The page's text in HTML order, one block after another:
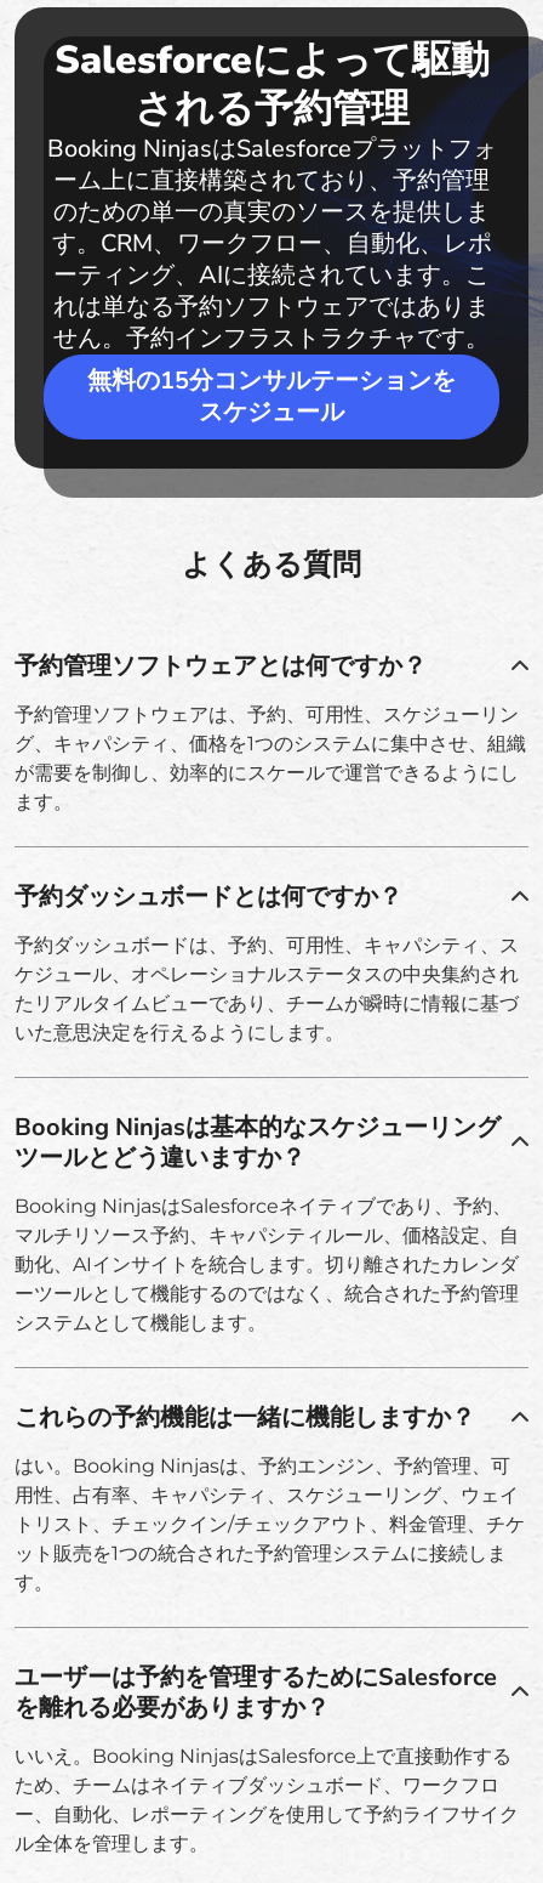
Salesforceによって駆動
される予約管理
Booking NinjasはSalesforceプラットフォ
ーム上に直接構築されており、予約管理
のための単一の真実のソースを提供しま
す。CRM、ワークフロー、自動化、レポ
ーティング、AIに接続されています。こ
れは単なる予約ソフトウェアではありま
せん。予約インフラストラクチャです。
無料の15分コンサルテーションを
スケジュール
よくある質問
予約管理ソフトウェアとは何ですか？
予約管理ソフトウェアは、予約、可用性、スケジューリン
グ、キャパシティ、価格を1つのシステムに集中させ、組織
が需要を制御し、効率的にスケールで運営できるようにし
ます。
予約ダッシュボードとは何ですか？
予約ダッシュボードは、予約、可用性、キャパシティ、ス
ケジュール、オペレーショナルステータスの中央集約され
たリアルタイムビューであり、チームが瞬時に情報に基づ
いた意思決定を行えるようにします。
Booking Ninjasは基本的なスケジューリング
ツールとどう違いますか？
Booking NinjasはSalesforceネイティブであり、予約、
マルチリソース予約、キャパシティルール、価格設定、自
動化、AIインサイトを統合します。切り離されたカレンダ
ーツールとして機能するのではなく、統合された予約管理
システムとして機能します。
これらの予約機能は一緒に機能しますか？
はい。Booking Ninjasは、予約エンジン、予約管理、可
用性、占有率、キャパシティ、スケジューリング、ウェイ
トリスト、チェックイン/チェックアウト、料金管理、チケ
ット販売を1つの統合された予約管理システムに接続しま
す。
ユーザーは予約を管理するためにSalesforce
を離れる必要がありますか？
いいえ。Booking NinjasはSalesforce上で直接動作する
ため、チームはネイティブダッシュボード、ワークフロ
ー、自動化、レポーティングを使用して予約ライフサイク
ル全体を管理します。